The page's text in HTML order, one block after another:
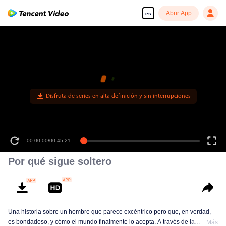
es Abrir App
00:00:00/00:45:21
Por qué sigue soltero
Una historia sobre un hombre que parece excéntrico pero que, en verdad,
es bondadoso, y cómo el mundo finalmente lo acepta. A través de la
Más